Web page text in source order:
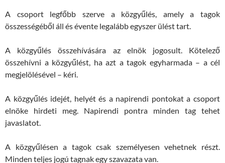
A csoport legfőbb szerve a közgyűlés, amely a tagok
összességéből áll és évente legalább egyszer ülést tart.
A közgyűlés összehívására az elnök jogosult. Kötelező
összehívni a közgyűlést, ha azt a tagok egyharmada – a cél
megjelölésével – kéri.
A közgyűlés idejét, helyét és a napirendi pontokat a csoport
elnöke hirdeti meg. Napirendi pontra minden tag tehet
javaslatot.
A közgyűlésen a tagok csak személyesen vehetnek részt.
Minden teljes jogú tagnak egy szavazata van.